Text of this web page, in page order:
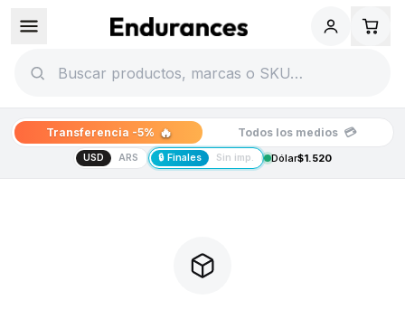
Transferencia -5% 🔥 Todos los medios 💳
USD ARS 🔒 Finales Sin imp. Dólar$1.520